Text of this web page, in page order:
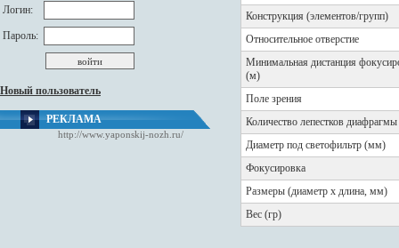
Логин:
Пароль:
Новый пользователь
РЕКЛАМА
http://www.yaponskij-nozh.ru/
Конструкция (элементов/групп)
Относительное отверстие
Минимальная дистанция
(м)
Поле зрения
Количество лепестков диафрагмы
Диаметр под светофильтр (мм)
Фокусировка
Размеры (диаметр х длина, мм)
Вес (гр)